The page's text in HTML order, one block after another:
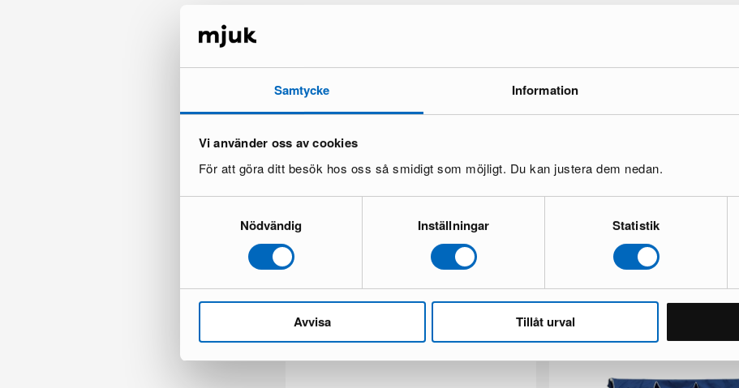
Samtycke Information
Vi använder oss av cookies
För att göra ditt besök hos oss så smidigt som möjligt. Du kan justera dem nedan.
Nödvändig Inställningar Statistik
Avvisa Tillåt urval
deNoord Marcus ulkokalusteryhmä
1 varastossa ·
Thor Light terassituoli beige, 2 kpl setti